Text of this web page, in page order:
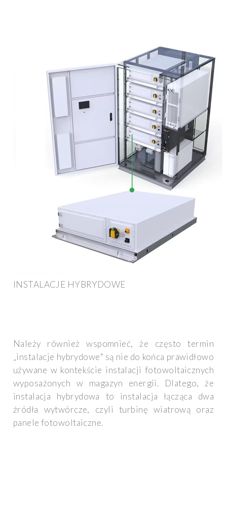
INSTALACJE HYBRYDOWE
Należy również wspomnieć, że często termin
„instalacje hybrydowe" są nie do końca prawidłowo
używane w kontekście instalacji fotowoltaicznych
wyposażonych w magazyn energii. Dlatego, że
instalacja hybrydowa to instalacja łącząca dwa
źródła wytwórcze, czyli turbinę wiatrową oraz
panele fotowoltaiczne.